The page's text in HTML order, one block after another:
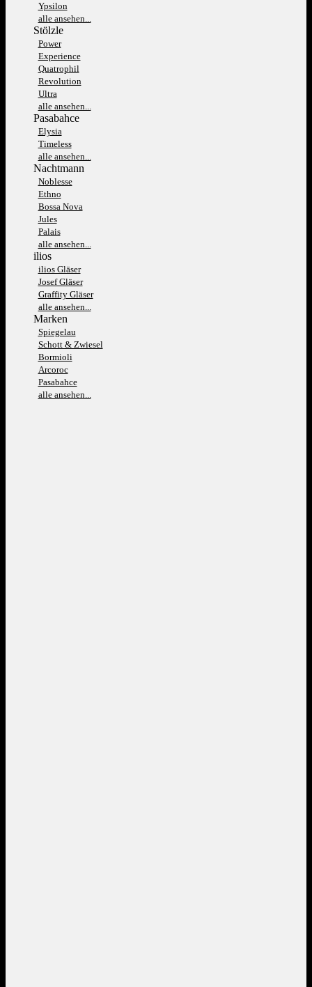
Ypsilon
alle ansehen...
Stölzle
Power
Experience
Quatrophil
Revolution
Ultra
alle ansehen...
Pasabahce
Elysia
Timeless
alle ansehen...
Nachtmann
Noblesse
Ethno
Bossa Nova
Jules
Palais
alle ansehen...
ilios
ilios Gläser
Josef Gläser
Graffity Gläser
alle ansehen...
Marken
Spiegelau
Schott & Zwiesel
Bormioli
Arcoroc
Pasabahce
alle ansehen...